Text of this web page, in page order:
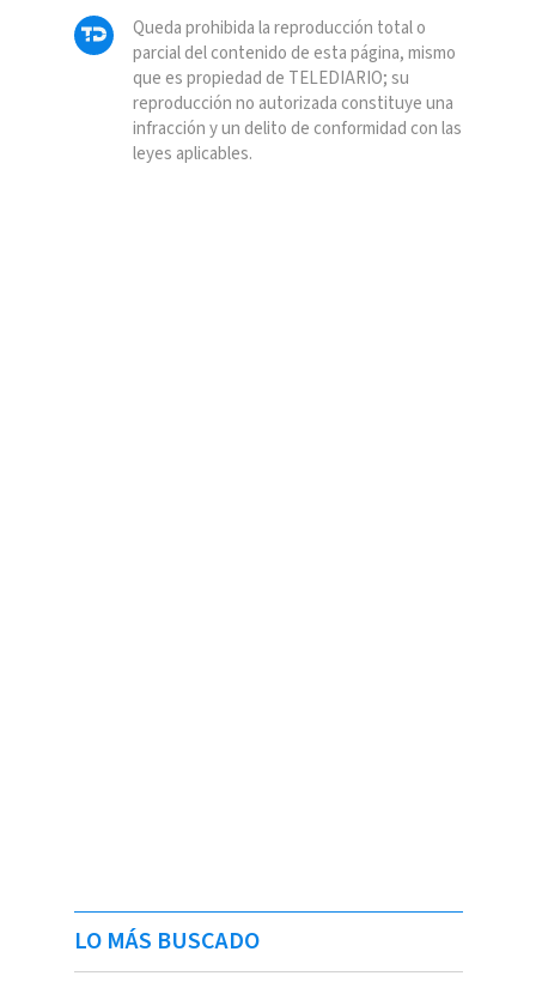
Queda prohibida la reproducción total o
parcial del contenido de esta página, mismo
que es propiedad de TELEDIARIO; su
reproducción no autorizada constituye una
infracción y un delito de conformidad con las
leyes aplicables.
LO MÁS BUSCADO